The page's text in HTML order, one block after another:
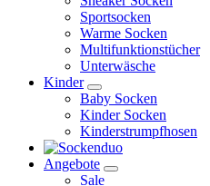
Sportsocken
Warme Socken
Multifunktionstücher
Unterwäsche
Kinder
Baby Socken
Kinder Socken
Kinderstrumpfhosen
Angebote
Sale